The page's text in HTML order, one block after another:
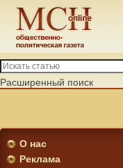
Расширенный поиск
О нас
Реклама